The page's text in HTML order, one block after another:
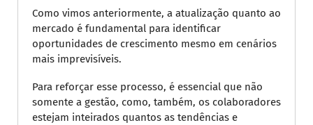
Como vimos anteriormente, a atualização quanto ao
mercado é fundamental para identificar
oportunidades de crescimento mesmo em cenários
mais imprevisíveis.
Para reforçar esse processo, é essencial que não
somente a gestão, como, também, os colaboradores
estejam inteirados quantos as tendências e